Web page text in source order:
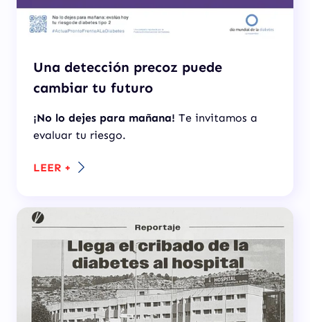
Una detección precoz puede
cambiar tu futuro
¡No lo dejes para mañana! Te invitamos a
evaluar tu riesgo.
LEER +